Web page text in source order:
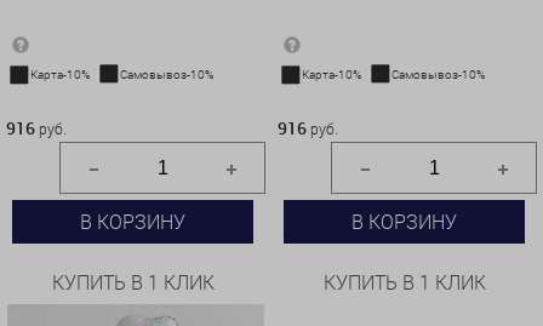
Карта-10% Самовывоз-10%
916 руб.
В КОРЗИНУ
КУПИТЬ В 1 КЛИК
Карта-10% Самовывоз-10%
916 руб.
В КОРЗИНУ
КУПИТЬ В 1 КЛИК